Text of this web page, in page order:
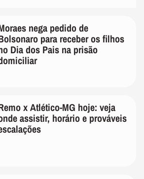
nega pedido de
para receber os filhos
Dia dos Pais na prisão
x Atlético-MG hoje: veja
assistir, horário e prováveis